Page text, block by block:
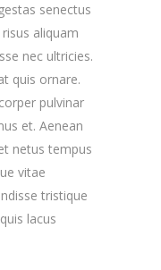
senectus
aliquam
nec ultricies.
quis ornare.
pulvinar
et. Aenean
netus tempus
vitae
tristique
lacus